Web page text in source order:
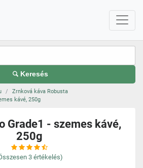
Keresés
Zrnková káva Robusta
kávé, 250g
Grade1 - szemes kávé,
250g
3 értékelés)